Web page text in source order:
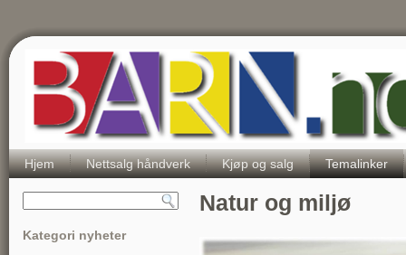
Hjem Nettsalg håndverk Kjøp og salg Temalinker
Kategori nyheter
Natur og miljø